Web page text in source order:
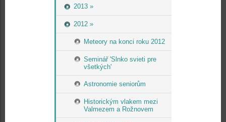
2013 »
2012 »
Meteory na konci roku 2012
Seminář 'Slnko svieti pre
všetkých'
Astronomie seniorům
Historickým vlakem mezi
Valmezem a Rožnovem